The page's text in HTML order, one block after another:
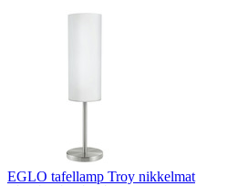
EGLO tafellamp Troy nikkelmat